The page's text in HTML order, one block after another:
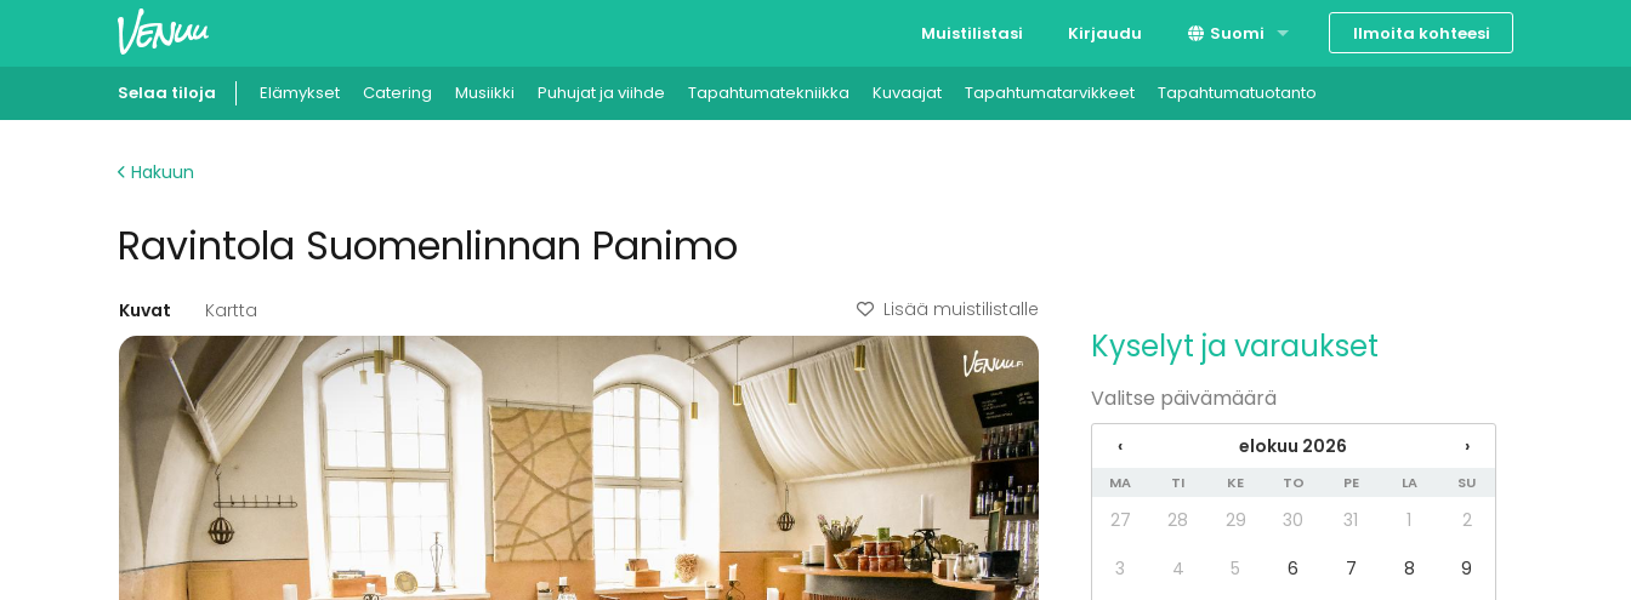
Muistilistasi Kirjaudu Suomi
Svenska
Ilmoita kohteesi
Selaa tiloja Elämykset Catering Musiikki Puhujat ja viihde Tapahtumatekniikka Kuvaajat Tapahtumatarvikkeet Tapahtumatuotanto
Hakuun
Ravintola Suomenlinnan Panimo
Kuvat Kartta Lisää muistilistalle
Kyselyt ja varaukset
Valitse päivämäärä
‹ elokuu 2026 ›
MA TI KE TO PE LA SU
27 28 29 30 31 1
2
3
4 5 6 7 8
9